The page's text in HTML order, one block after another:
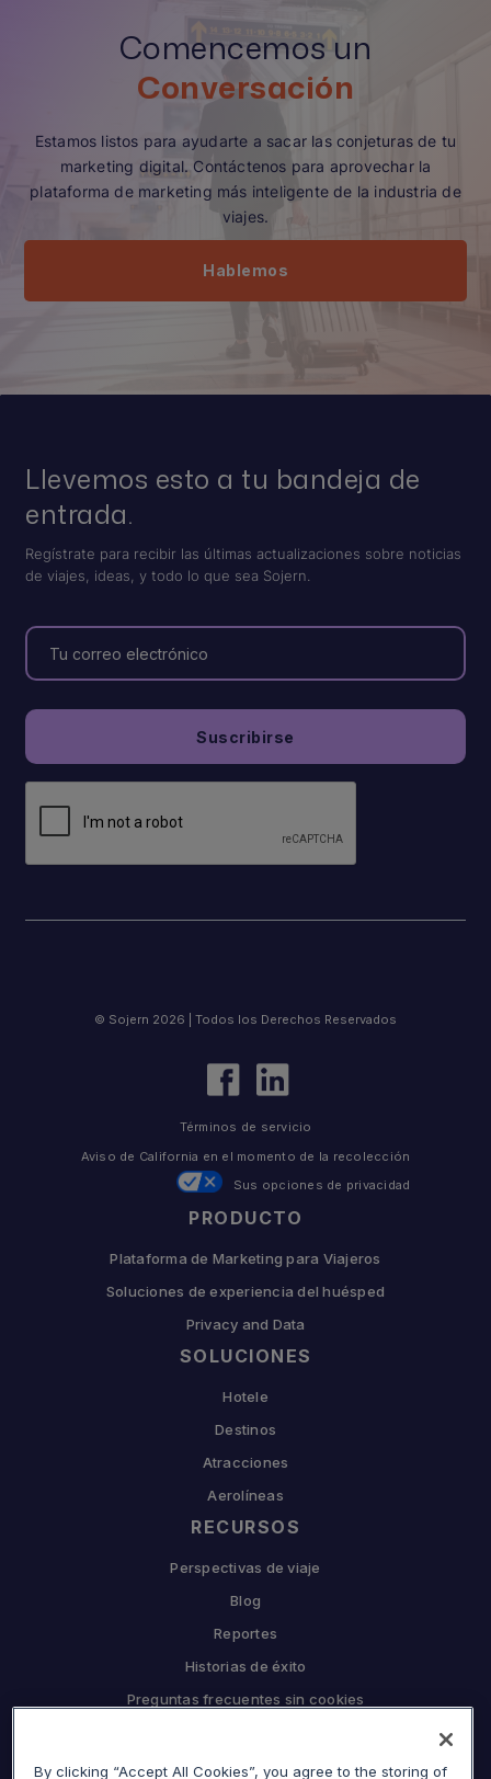
Comencemos un
Conversación
Estamos listos para ayudarte a sacar las conjeturas de tu
marketing digital. Contáctenos para aprovechar la
plataforma de marketing más inteligente de la industria de
viajes.
Hablemos
Llevemos esto a tu bandeja de
entrada.
Regístrate para recibir las últimas actualizaciones sobre noticias
de viajes, ideas, y todo lo que sea Sojern.
PRODUCTO
Plataforma de Marketing para Viajeros
Soluciones de experiencia del huésped
Privacy and Data
SOLUCIONES
Hotele
Destinos
Atracciones
Aerolíneas
RECURSOS
Perspectivas de viaje
Blog
Reportes
Historias de éxito
Preguntas frecuentes sin cookies
Por qué Sojern
© Sojern 2026 | Todos los Derechos Reservados
Términos de servicio
Aviso de California en el momento de la recolección
Sus opciones de privacidad
By clicking “Accept All Cookies”, you agree to the storing of